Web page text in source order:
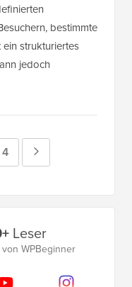
bestimmte
strukturiertes
jedoch
Seite
4
Leser
WPBeginner